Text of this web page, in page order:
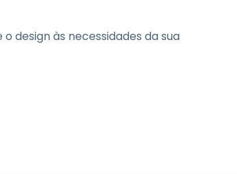
design às necessidades da sua